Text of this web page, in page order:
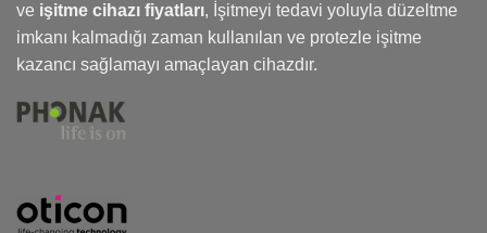
ve işitme cihazı fiyatları, İşitmeyi tedavi yoluyla düzeltme
imkanı kalmadığı zaman kullanılan ve protezle işitme
kazancı sağlamayı amaçlayan cihazdır.